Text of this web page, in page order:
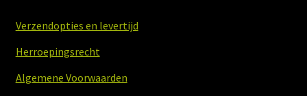
Verzendopties en levertijd
Herroepingsrecht
Algemene Voorwaarden